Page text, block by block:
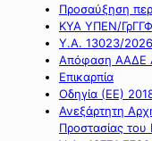
Προσαύξηση
ΚΥΑ ΥΠΕΝ/
Υ.Α. 13023/2026
Απόφαση ΑΑΔΕ
Επικαρπία
Οδηγία (ΕΕ)
Ανεξάρτητη
Προστασίας